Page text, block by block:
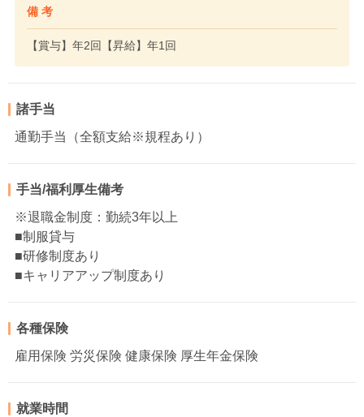
備 考
【賞与】年2回【昇給】年1回
諸手当
通勤手当（全額支給※規程あり）
手当/福利厚生備考
※退職金制度：勤続3年以上
■制服貸与
■研修制度あり
■キャリアアップ制度あり
各種保険
雇用保険 労災保険 健康保険 厚生年金保険
就業時間